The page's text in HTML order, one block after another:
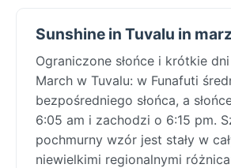
Sunshine in Tuvalu in
Ograniczone słońce i krótkie
March w Tuvalu: w Funafuti
bezpośredniego słońca, a
6:05 am i zachodzi o 6:15 pm.
pochmurny wzór jest stały w
niewielkimi regionalnymi